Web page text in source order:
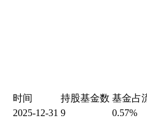
时间 持股基金数 基金占
2025-12-31 9
0.57%